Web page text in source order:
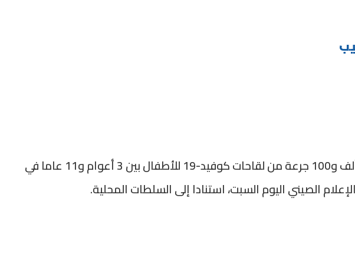
تم إعطاء ما إجماله 951 ألف و100 جرعة من لقاحات كوفيد-19 للأطفال بين 3 أعوام و11 عاما في
الصيني اليوم السبت، استنادا إلى السلطات المحلية.